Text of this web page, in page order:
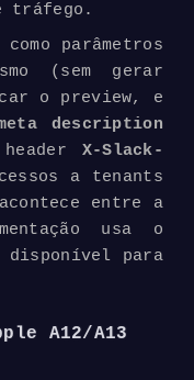
tráfego.
parâmetros
(sem gerar
o preview, e
description
X-Slack-
a tenants
entre a
usa o
disponível para
A12/A13